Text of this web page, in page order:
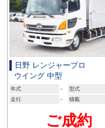
日野 レンジャープロ
ウイング 中型
年式 - 型式
走行
- 積載
ご成約